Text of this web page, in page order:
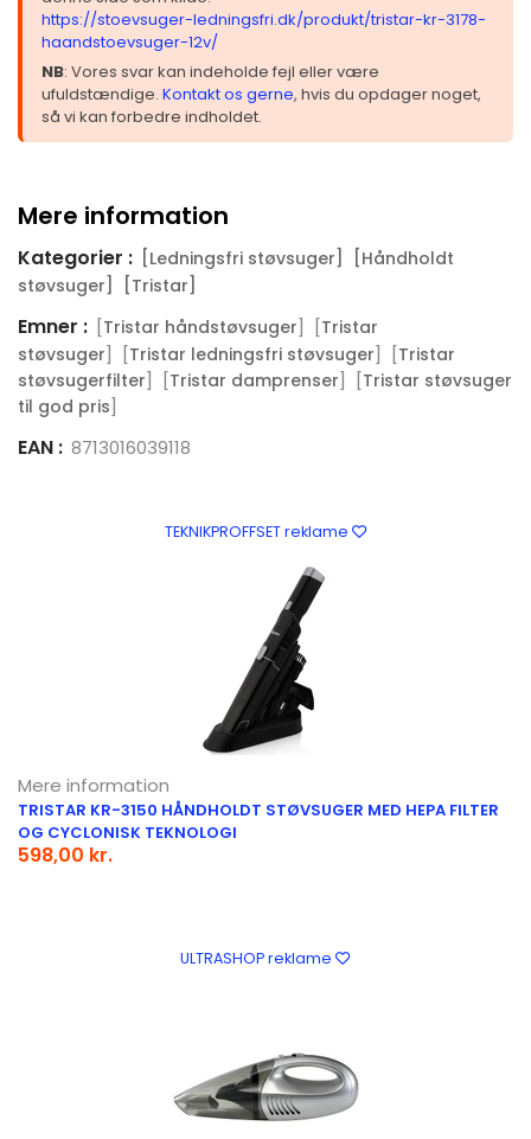
https://stoevsuger-ledningsfri.dk/produkt/tristar-kr-3178-
haandstoevsuger-12v/
NB: Vores svar kan indeholde fejl eller være
ufuldstændige. Kontakt os gerne, hvis du opdager noget,
så vi kan forbedre indholdet.
Mere information
Kategorier : [Ledningsfri støvsuger]
[Håndholdt
støvsuger]
[Tristar]
Emner : [Tristar håndstøvsuger] [Tristar
støvsuger] [Tristar ledningsfri støvsuger] [Tristar
støvsugerfilter] [Tristar damprenser] [Tristar støvsuger
til god pris]
EAN : 8713016039118
TEKNIKPROFFSET reklame
Mere information
TRISTAR KR-3150 HÅNDHOLDT STØVSUGER MED HEPA FILTER
OG CYCLONISK TEKNOLOGI
598,00 kr.
ULTRASHOP reklame